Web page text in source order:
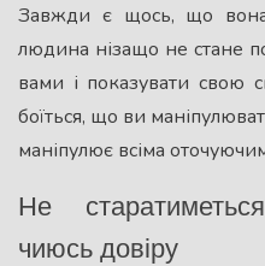
Завжди є щось, що
людина нізащо не стане
вами і показувати свою
боїться, що ви
маніпулює всіма
Не
чиюсь довіру